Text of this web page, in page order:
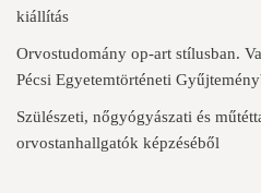
kiállítás
Orvostudomány op-art stílusban.
Pécsi Egyetemtörténeti
Szülészeti, nőgyógyászati és
orvostanhallgatók képzéséből